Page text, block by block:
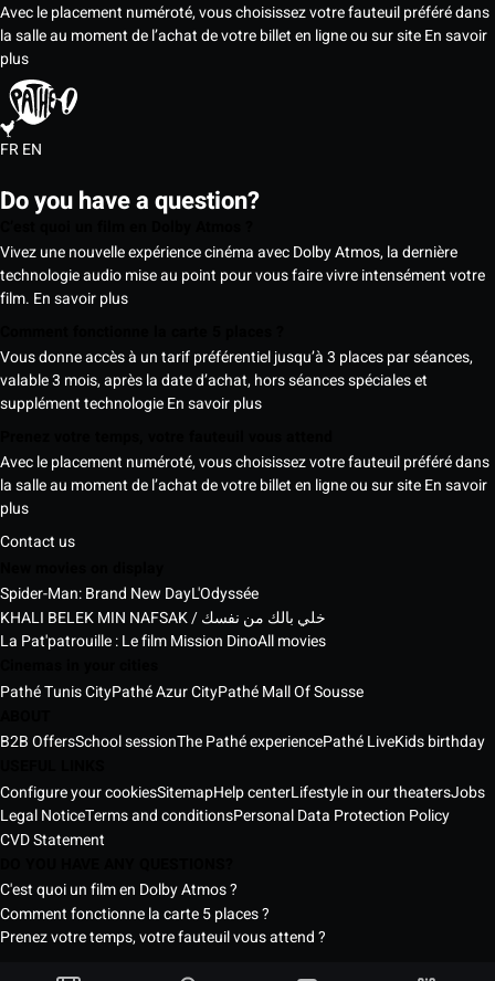
Avec le placement numéroté, vous choisissez votre fauteuil préféré dans
la salle au moment de l’achat de votre billet en ligne ou sur siteEn savoir
plus
FREN
Do you have a question?
Vivez une nouvelle expérience cinéma avec Dolby Atmos, la dernière
technologie audio mise au point pour vous faire vivre intensément votre
film. En savoir plus
Vous donne accès à un tarif préférentiel jusqu’à 3 places par séances,
valable 3 mois, après la date d’achat, hors séances spéciales et
supplément technologieEn savoir plus
Avec le placement numéroté, vous choisissez votre fauteuil préféré dans
la salle au moment de l’achat de votre billet en ligne ou sur siteEn savoir
plus
Contact us
Spider-Man: Brand New DayL'Odyssée
KHALI BELEK MIN NAFSAK / خلي بالك من نفسك
La Pat'patrouille : Le film Mission DinoAll movies
Pathé Tunis CityPathé Azur CityPathé Mall Of Sousse
B2B OffersSchool sessionThe Pathé experiencePathé LiveKids birthday
Configure your cookiesSitemapHelp centerLifestyle in our theatersJobs
Legal NoticeTerms and conditionsPersonal Data Protection Policy
CVD Statement
C'est quoi un film en Dolby Atmos ?
Comment fonctionne la carte 5 places ?
Prenez votre temps, votre fauteuil vous attend ?